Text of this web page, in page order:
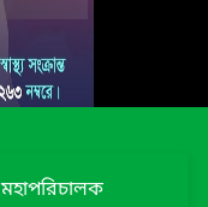
মহাপরিচালক